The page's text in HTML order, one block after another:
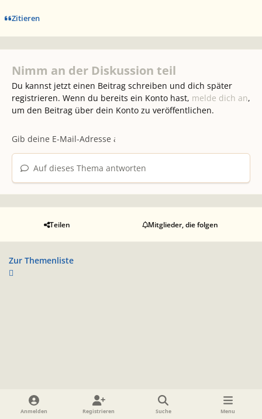
Zitieren
Nimm an der Diskussion teil
Du kannst jetzt einen Beitrag schreiben und dich später
registrieren. Wenn du bereits ein Konto hast, melde dich an,
um den Beitrag über dein Konto zu veröffentlichen.
Auf dieses Thema antworten
Teilen Mitglieder, die folgen
Zur Themenliste
Heller Modus
Dunkler ModusSystemeinstellung
Anmelden Registrieren Suche Menu